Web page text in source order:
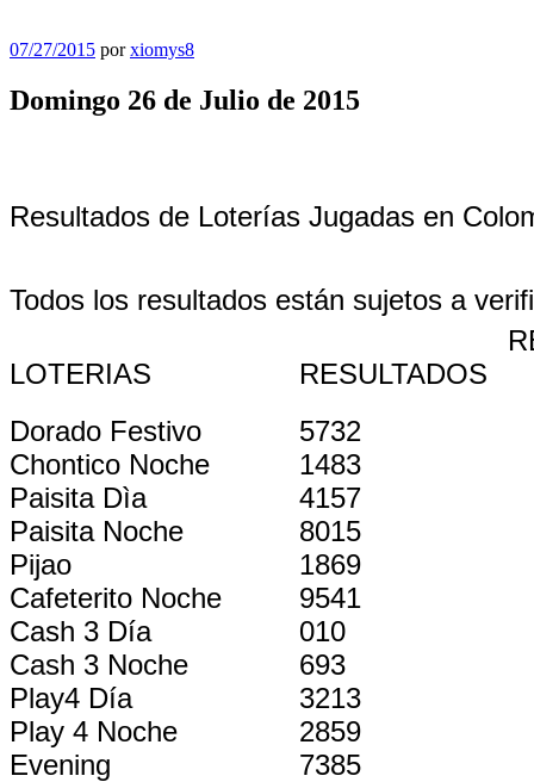
Publicado
07/27/2015 porxiomys8
Domingo 26 de Julio de 2015
Resultados de Loterías Jugadas en
Todos los resultados están sujetos a
LOTERIAS
RESULTADOS
Dorado Festivo
5732
Chontico Noche
1483
Paisita Dìa
4157
Paisita Noche
8015
Pijao
1869
Cafeterito Noche
9541
Cash 3 Día
010
Cash 3 Noche
693
Play4 Día
3213
Play 4 Noche
2859
Evening
7385